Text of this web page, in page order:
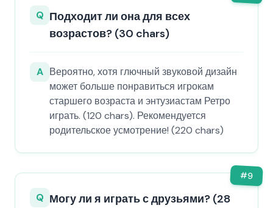
Q Подходит ли она для всех
возрастов? (30 chars)
A Вероятно, хотя глючный звуковой дизайн
может больше понравиться игрокам
старшего возраста и энтузиастам Ретро
играть. (120 chars). Рекомендуется
родительское усмотрение! (220 chars)
#9
Q Могу ли я играть с друзьями? (28